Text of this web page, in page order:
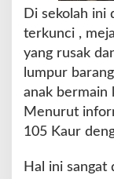
Di sekolah ini
terkunci ,
yang rusak
lumpur
anak bermain
Menurut
105 Kaur
Hal ini sangat